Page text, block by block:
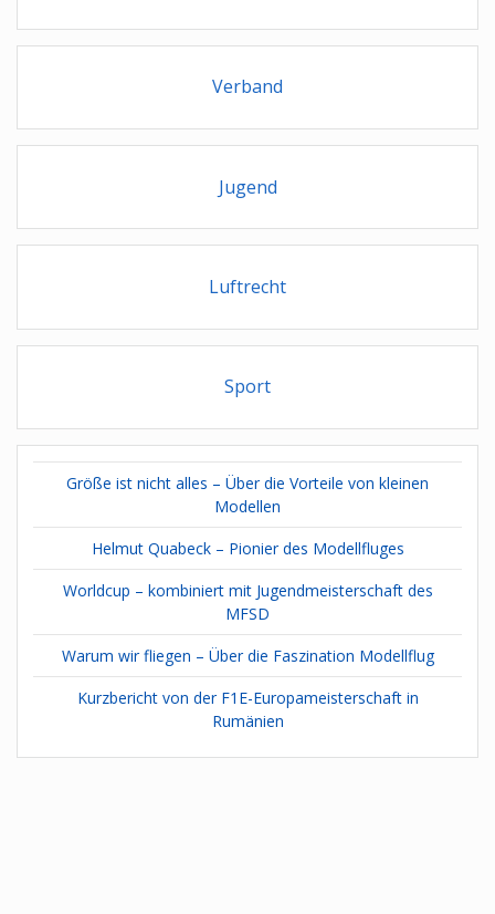
Verband
Jugend
Luftrecht
Sport
Größe ist nicht alles – Über die Vorteile von kleinen
Modellen
Helmut Quabeck – Pionier des Modellfluges
Worldcup – kombiniert mit Jugendmeisterschaft des
MFSD
Warum wir fliegen – Über die Faszination Modellflug
Kurzbericht von der F1E-Europameisterschaft in
Rumänien